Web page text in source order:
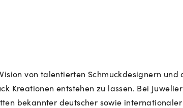
von talentierten Schmuckdesignern
Kreationen entstehen zu lassen. Bei
bekannter deutscher sowie